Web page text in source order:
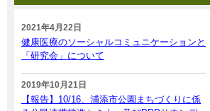
2021年4月22日
健康医療のソーシャルコミュニケーションと
「研究会」について
2019年10月21日
【報告】10/16、浦添市公園まちづくりに係